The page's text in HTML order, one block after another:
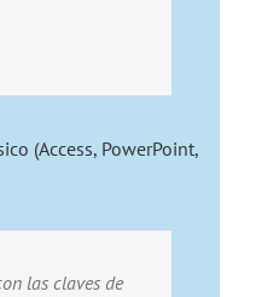
(Access, PowerPoint,
las claves de